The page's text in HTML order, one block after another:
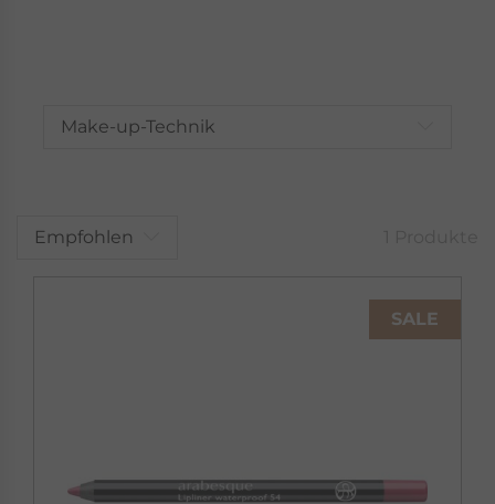
Make-up-Technik
Empfohlen
SALE